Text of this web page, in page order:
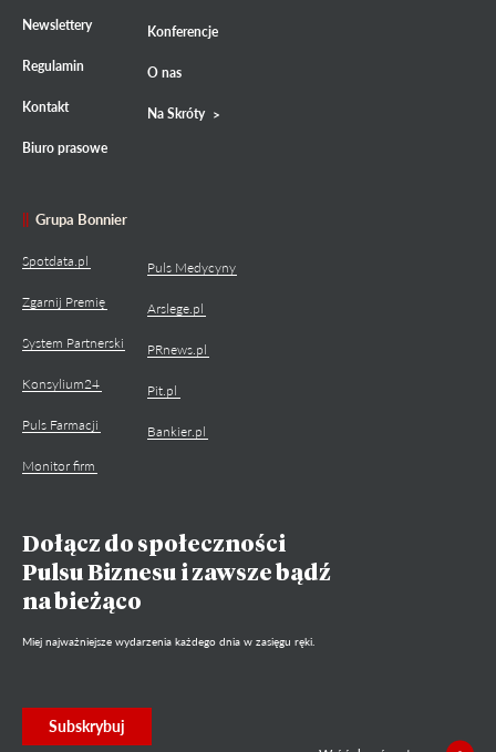
Newslettery
Regulamin
Kontakt
Biuro prasowe
Konferencje
O nas
Na Skróty
Grupa Bonnier
Spotdata.pl
Zgarnij Premię
System Partnerski
Konsylium24
Puls Farmacji
Monitor firm
Puls Medycyny
Arslege.pl
PRnews.pl
Pit.pl
Bankier.pl
Dołącz do społeczności
Pulsu Biznesu i zawsze bądź
na bieżąco
Miej najważniejsze wydarzenia każdego dnia w zasięgu ręki.
Subskrybuj